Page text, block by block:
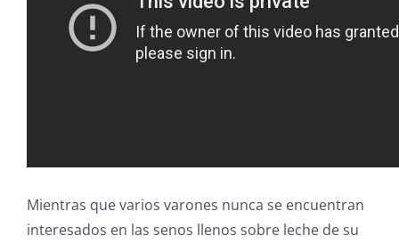
Mientras que varios varones nunca se encuentran
interesados en las senos llenos sobre leche de su